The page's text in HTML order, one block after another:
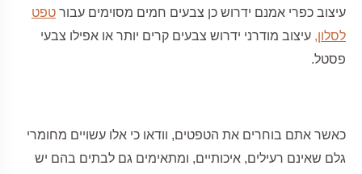
עיצוב כפרי אמנם ידרוש כן צבעים חמים מסוימים עבור טפט
לסלון, עיצוב מודרני ידרוש צבעים קרים יותר או אפילו צבעי
פסטל.
כאשר אתם בוחרים את הטפטים, וודאו כי אלו עשויים מחומרי
גלם שאינם רעילים, איכותיים, ומתאימים גם לבתים בהם יש